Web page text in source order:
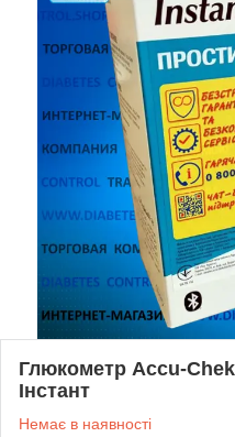
Глюкометр Accu-
Інстант
Немає в наявності